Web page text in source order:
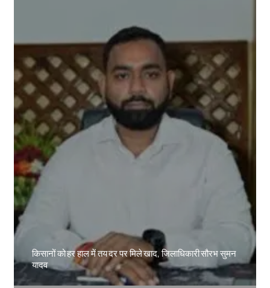
किसानों को हर हाल में तय दर पर मिले खाद, जिलाधिकारी सौरभ सुमन
यादव
Amit Lekh